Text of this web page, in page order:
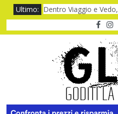
Ultimo: Dentro Viaggio e
Quando il CUP ti fa
Baviera da fiaba tra
I Legnanesi a Milano
Film al cinema ad